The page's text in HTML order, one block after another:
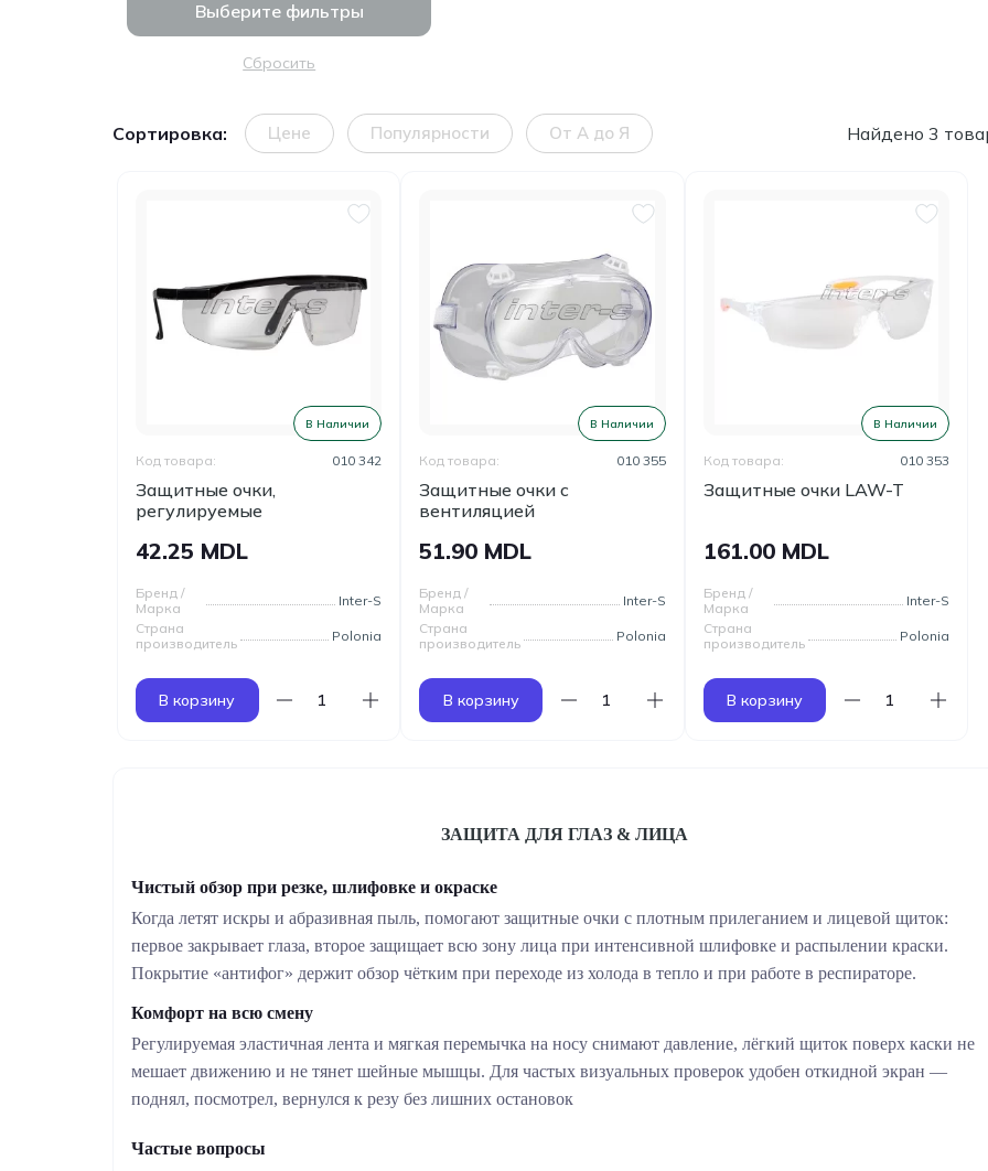
Сбросить
Выберите фильтры
Сортировка: Цене Популярности От А до Я Найдено 3
В Наличии
Защитные очки,
регулируемые
Код товара: 010 342
42.25 MDL
Бренд /
Марка
Inter-S
Страна
производитель
Polonia
В корзину
В Наличии
Защитные очки с
вентиляцией
Код товара: 010 355
51.90 MDL
Бренд /
Марка
Inter-S
Страна
производитель
Polonia
В корзину
В Наличии
Защитные очки LAW-T
Код товара: 010 353
161.00 MDL
Бренд /
Марка
Inter-S
Страна
производитель
Polonia
В корзину
ЗАЩИТА ДЛЯ ГЛАЗ & ЛИЦА
Чистый обзор при резке, шлифовке и окраске
Когда летят искры и абразивная пыль, помогают защитные очки с плотным прилеганием и лицевой щиток:
первое закрывает глаза, второе защищает всю зону лица при интенсивной шлифовке и распылении краски.
Покрытие «антифог» держит обзор чётким при переходе из холода в тепло и при работе в респираторе.
Комфорт на всю смену
Регулируемая эластичная лента и мягкая перемычка на носу снимают давление, лёгкий щиток поверх каски не
мешает движению и не тянет шейные мышцы. Для частых визуальных проверок удобен откидной экран —
поднял, посмотрел, вернулся к резу без лишних остановок
Частые вопросы